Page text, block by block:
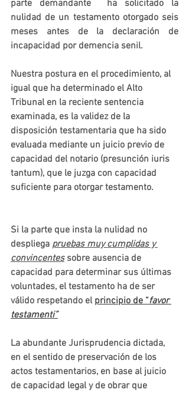
parte demandante  ha solicitado la
nulidad de un testamento otorgado seis
meses antes de la declaración de
incapacidad por demencia senil.
Nuestra postura en el procedimiento, al
igual que ha determinado el Alto
Tribunal en la reciente sentencia
examinada, es la validez de la
disposición testamentaria que ha sido
evaluada mediante un juicio previo de
capacidad del notario (presunción iuris
tantum), que le juzga con capacidad
suficiente para otorgar testamento.
Si la parte que insta la nulidad no
despliega pruebas muy cumplidas y
convincentes sobre ausencia de
capacidad para determinar sus últimas
voluntades, el testamento ha de ser
válido respetando el principio de “favor
testamenti”
La abundante Jurisprudencia dictada,
en el sentido de preservación de los
actos testamentarios, en base al juicio
de capacidad legal y de obrar que